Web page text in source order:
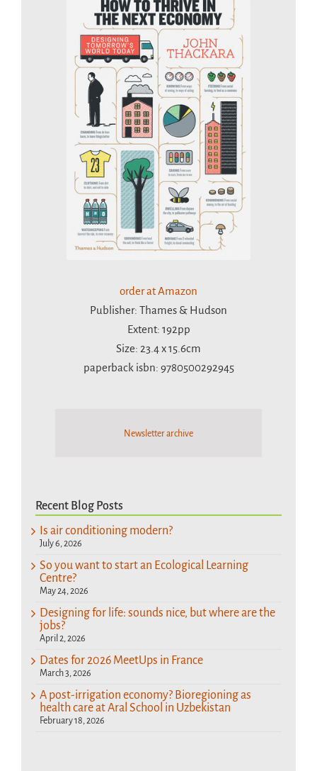
order at Amazon
Publisher: Thames & Hudson
Extent: 192pp
Size: 23.4 x 15.6cm
paperback isbn: 9780500292945
Newsletter archive
Recent Blog Posts
Is air conditioning modern?
July 6, 2026
So you want to start an Ecological Learning
Centre?
May 24, 2026
Designing for life: sounds nice, but where are the
jobs?
April 2, 2026
Dates for 2026 MeetUps in France
March 3, 2026
A post-irrigation economy? Bioregioning as
health care at Aral School in Uzbekistan
February 18, 2026